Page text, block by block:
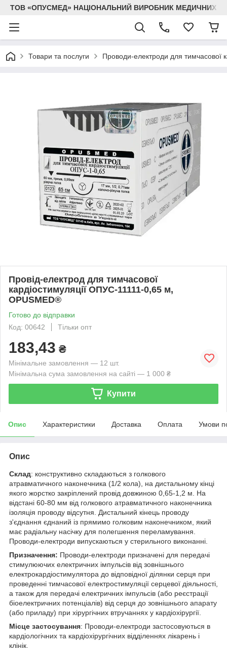
ТОВ «ОПУСМЕД» НАЦІОНАЛЬНИЙ ВИРОБНИК МЕДИЧНИХ
Товари та послуги Проводи-електроди для тимчасової
Провід-електрод для тимчасової
кардіостимуляції ОПУС-11111-0,65 м,
OPUSMED®
Готово до відправки
Код: 00642
Тільки опт
183,43 ₴
Мінімальне замовлення — 12 шт.
Мінімальна сума замовлення на сайті — 1 000 ₴
Купити
Опис Характеристики Доставка Оплата Умови
Опис
Склад: конструктивно складаються з голкового
атравматичного наконечника (1/2 кола), на дистальному кінці
якого жорстко закріплений провід довжиною 0,65-1,2 м. На
відстані 60-80 мм від голкового атравматичного наконечника
ізоляція проводу відсутня. Дистальний кінець проводу
з'єднання єднаний із прямимо голковим наконечником, який
має радіальну насічку для полегшення переламування.
Проводи-електроди випускаються у стерильного виконанні.
Призначення: Проводи-електроди призначені для передачі
стимулюючих електричних імпульсів від зовнішнього
електрокардіостимулятора до відповідної ділянки серця при
проведенні тимчасової електростимуляції серцевої діяльності,
а також для передачі електричних імпульсів (або реєстрації
біоелектричних потенціалів) від серця до зовнішнього апарату
(або приладу) при хірургічних втручаннях у кардіохірургії.
Місце застосування: Проводи-електроди застосовуються в
кардіологічних та кардіохірургічних відділеннях лікарень і
клінік.